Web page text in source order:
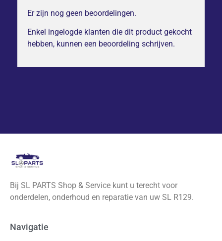
Er zijn nog geen beoordelingen.
Enkel ingelogde klanten die dit product gekocht
hebben, kunnen een beoordeling schrijven.
Bij SL PARTS Shop & Service kunt u terecht voor
onderdelen, onderhoud en reparatie van uw SL R129.
Navigatie